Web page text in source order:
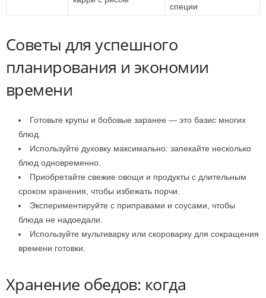
специи
Советы для успешного
планирования и экономии
времени
Готовьте крупы и бобовые заранее — это базис многих
блюд.
Используйте духовку максимально: запекайте несколько
блюд одновременно.
Приобретайте свежие овощи и продукты с длительным
сроком хранения, чтобы избежать порчи.
Экспериментируйте с приправами и соусами, чтобы
блюда не надоедали.
Используйте мультиварку или скороварку для сокращения
времени готовки.
Хранение обедов: когда